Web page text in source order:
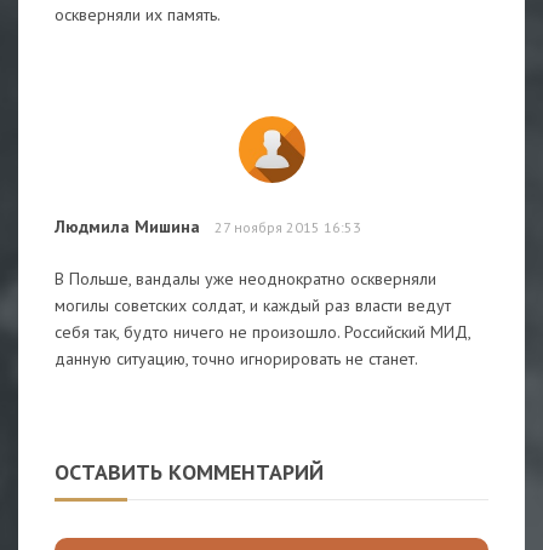
оскверняли их память.
Людмила Мишина 27 ноября 2015 16:53
В Польше, вандалы уже неоднократно оскверняли
могилы советских солдат, и каждый раз власти ведут
себя так, будто ничего не произошло. Российский МИД,
данную ситуацию, точно игнорировать не станет.
ОСТАВИТЬ КОММЕНТАРИЙ